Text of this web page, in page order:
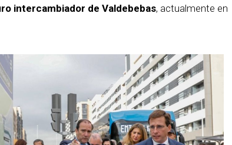
intercambiador de Valdebebas, actualmente en